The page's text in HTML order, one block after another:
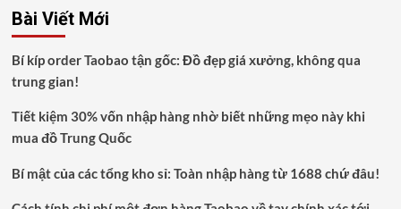
Bài Viết Mới
Bí kíp order Taobao tận gốc: Đồ đẹp giá xưởng, không qua
trung gian!
Tiết kiệm 30% vốn nhập hàng nhờ biết những mẹo này khi
mua đồ Trung Quốc
Bí mật của các tổng kho sỉ: Toàn nhập hàng từ 1688 chứ đâu!